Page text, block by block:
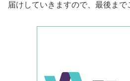
届けしていきますので、最後まで